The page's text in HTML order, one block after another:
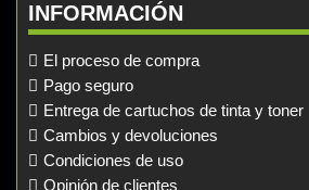
INFORMACIÓN
El proceso de compra
Pago seguro
Entrega de cartuchos de tinta y toner
Cambios y devoluciones
Condiciones de uso
Opinión de clientes